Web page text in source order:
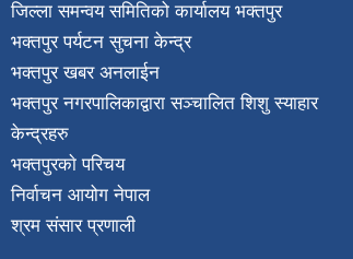
जिल्ला समन्वय समितिको कार्यालय भक्तपुर
भक्तपुर पर्यटन सुचना केन्द्र
भक्तपुर खबर अनलाईन
भक्तपुर नगरपालिकाद्वारा सञ्चालित शिशु स्याहार
केन्द्रहरु
भक्तपुरकाे परिचय
निर्वाचन आयोग नेपाल
श्रम संसार प्रणाली